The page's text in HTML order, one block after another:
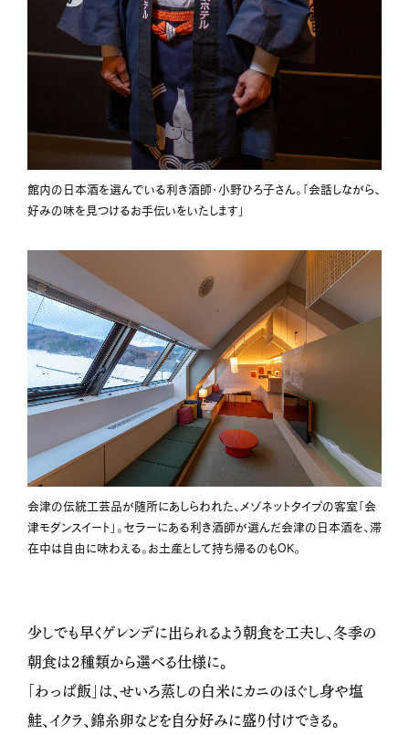
館内の日本酒を選んでいる利き酒師・小野ひろ子さん。「会話しながら、
好みの味を見つけるお手伝いをいたします」
会津の伝統工芸品が随所にあしらわれた、メゾネットタイプの客室「会
津モダンスイート」。セラーにある利き酒師が選んだ会津の日本酒を、滞
在中は自由に味わえる。お土産として持ち帰るのもOK。
少しでも早くゲレンデに出られるよう朝食を工夫し、冬季の
朝食は２種類から選べる仕様に。
「わっぱ飯」は、せいろ蒸しの白米にカニのほぐし身や塩
鮭、イクラ、錦糸卵などを自分好みに盛り付けできる。